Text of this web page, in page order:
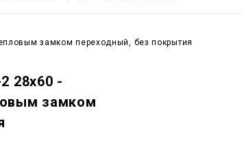
замком переходный, без покрытия
28x60 -
замком